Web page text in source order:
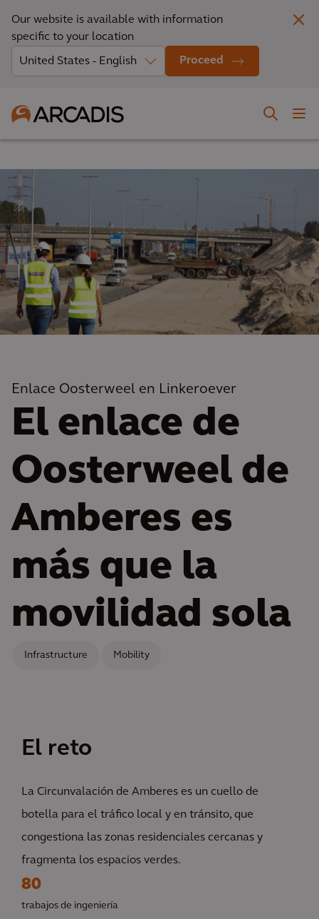
Our website is available with information
specific to your location
Proceed
Enlace Oosterweel en Linkeroever
El enlace de
Oosterweel de
Amberes es
más que la
movilidad sola
Infrastructure Mobility
El reto
La Circunvalación de Amberes es un cuello de
botella para el tráfico local y en tránsito, que
congestiona las zonas residenciales cercanas y
fragmenta los espacios verdes.
80
trabajos de ingeniería